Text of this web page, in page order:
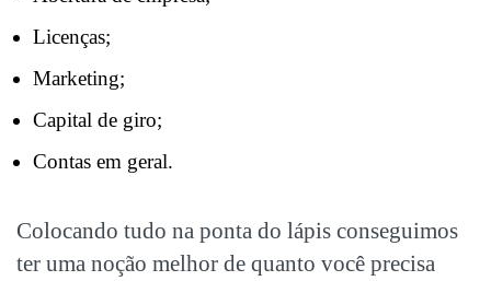
Licenças;
Marketing;
Capital de giro;
Contas em geral.
Colocando tudo na ponta do lápis conseguimos
ter uma noção melhor de quanto você precisa